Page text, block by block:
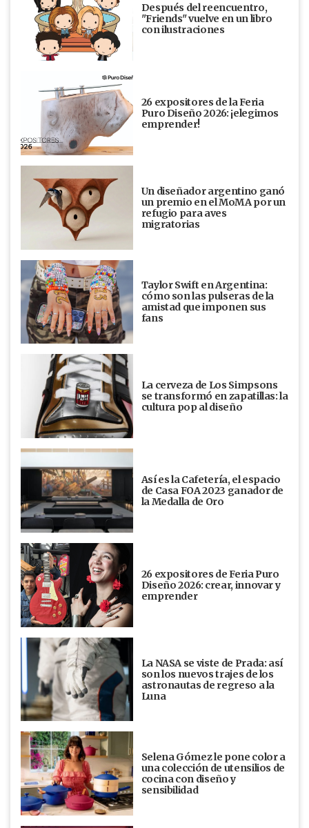
Después del reencuentro,
"Friends" vuelve en un libro
con ilustraciones
26 expositores de la Feria
Puro Diseño 2026: ¡elegimos
emprender!
Un diseñador argentino ganó
un premio en el MoMA por un
refugio para aves
migratorias
Taylor Swift en Argentina:
cómo son las pulseras de la
amistad que imponen sus
fans
La cerveza de Los Simpsons
se transformó en zapatillas: la
cultura pop al diseño
Así es la Cafetería, el espacio
de Casa FOA 2023 ganador de
la Medalla de Oro
26 expositores de Feria Puro
Diseño 2026: crear, innovar y
emprender
La NASA se viste de Prada: así
son los nuevos trajes de los
astronautas de regreso a la
Luna
Selena Gómez le pone color a
una colección de utensilios de
cocina con diseño y
sensibilidad